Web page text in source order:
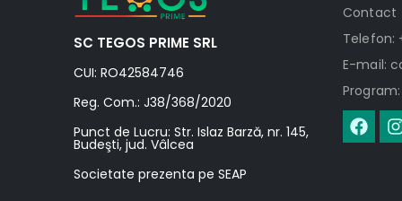
SC TEGOS PRIME SRL
CUI: RO42584746
Reg. Com.: J38/368/2020
Punct de Lucru: Str. Islaz Barză, nr. 145,
Budeşti, jud. Vâlcea
Societate prezenta pe SEAP
Contact
Telefon:
E-mail: